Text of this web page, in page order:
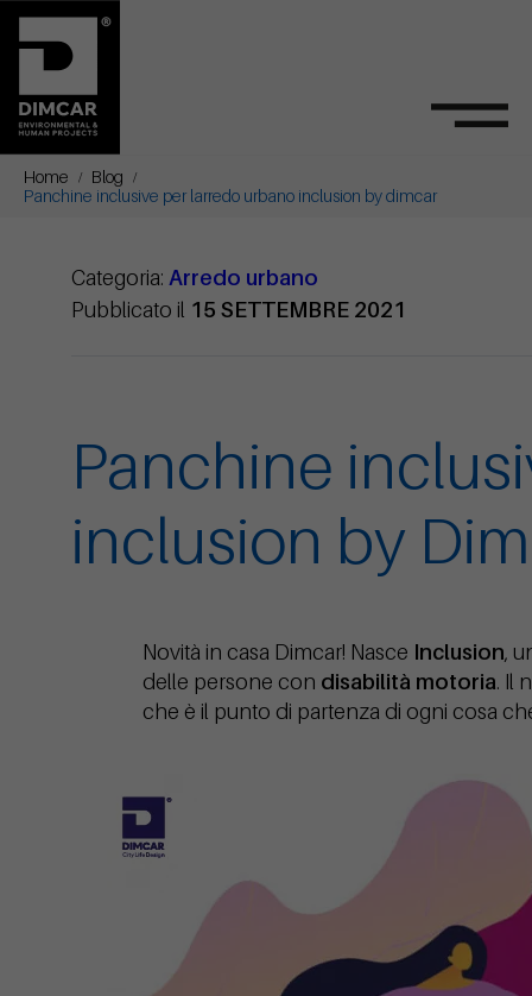
Home
Blog
Panchine inclusive per larredo urbano inclusion by dimcar
Categoria: Arredo urbano
Pubblicato il 15 SETTEMBRE 2021
Panchine
inclusion by
Novità in casa Dimcar! Nasce Inclusion,
delle persone con disabilità motoria. Il
che è il punto di partenza di ogni cosa